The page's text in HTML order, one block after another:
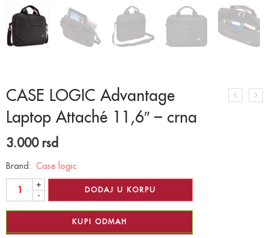
CASE LOGIC Advantage
Laptop Attaché 11,6″ – crna
3.000 rsd
Brand: Case logic
+
-
DODAJ U KORPU
KUPI ODMAH